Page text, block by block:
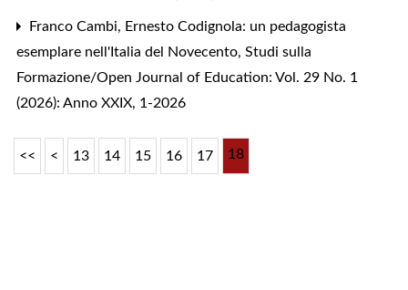
Franco Cambi, Ernesto Codignola: un pedagogista
esemplare nell'Italia del Novecento, Studi sulla
Formazione/Open Journal of Education: Vol. 29 No. 1
(2026): Anno XXIX, 1-2026
<< < 13 14 15 16 17 18